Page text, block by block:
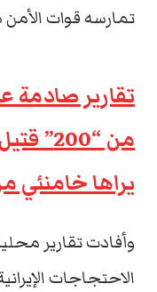
تمارسه قوات
تقارير صادمة
من
يراها خامنئي
وأفادت تقارير
الاحتجاجات